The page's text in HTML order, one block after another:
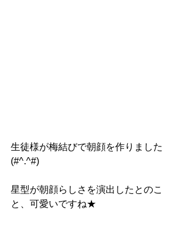
生徒様が梅結びで朝顔を作りました
(#^.^#)
星型が朝顔らしさを演出したとのこ
と、可愛いですね★